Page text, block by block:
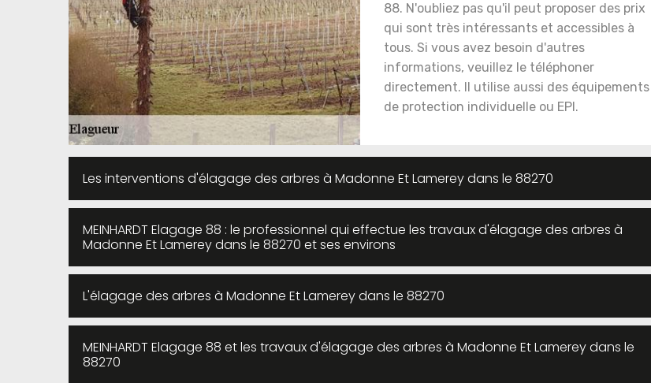
88. N'oubliez pas qu'il peut proposer des prix
qui sont très intéressants et accessibles à
tous. Si vous avez besoin d'autres
informations, veuillez le téléphoner
directement. Il utilise aussi des équipements
de protection individuelle ou EPI.
Les interventions d'élagage des arbres à Madonne Et Lamerey dans le 88270
MEINHARDT Elagage 88 : le professionnel qui effectue les travaux d'élagage des arbres à
Madonne Et Lamerey dans le 88270 et ses environs
L'élagage des arbres à Madonne Et Lamerey dans le 88270
MEINHARDT Elagage 88 et les travaux d'élagage des arbres à Madonne Et Lamerey dans le
88270